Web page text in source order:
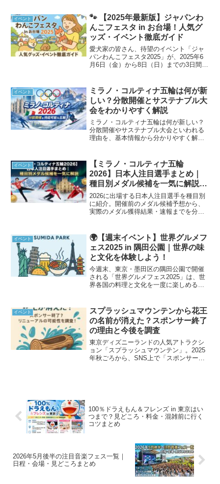
では、日本代表の活躍・記録更新のハイ
ライト・注目選手の...
イベント
🐾 【2025年最新版】ジャパンわ
んこフェスタ in お台場！人気グ
ッズ・イベント徹底ガイド
愛犬家の皆さん、待望のイベント「ジャ
パンわんこフェスタ2025」が、2025年6
月6日（金）から8日（日）までの3日間、
トとヒトが一緒に楽しめる国内最大級の
野外ドッグフ...
イベント
ミラノ・コルティナ五輪は何が新
しい？分散開催とサステナブル大
会をわかりやすく解説
ミラノ・コルティナ五輪は何が新しい？
分散開催やサステナブル大会といわれる
理由を、基本情報から分かりやすく解
イベント
【ミラノ・コルティナ五輪
2026】日本人注目選手まとめ｜
種目別メダル候補を一気に解説＋
獲得結果速報
2026に出場する日本人注目選手を種目別
に紹介。開催前のメダル候補予想から、
実際のメダル獲得結果・速報までを分か
別に紹介。フィギュア、スキージャン
プ、スノーボードなどメダル候補を分か
りやすく整理しました。観戦前の予習に
最適です。
イベント
🌍【週末イベント】世界グルメフ
ェス2025 in 隅田公園｜世界の味
と文化を体験しよう！
今週末、東京・墨田区の隅田公園で開催
される「世界グルメフェス2025」は、世
界各国の料理と文化を一度に楽しめる絶
友人と一緒に、初夏の週末を美味しく、
楽しく過ごしてみませ...
イベント
スプラッシュマウンテンから花王
の名前が消えた？スポンサー終了
の理由と今後を調査
東京ディズニーランドの人気アトラクシ
ョン「スプラッシュマウンテン」。2025
年秋ごろから、SNS上で「スポンサーの
100％ドラえもん＆フレンズ in 東京はい
つまで？見どころ・料金・混雑前に行く
コツまとめ
2026年5月後半の注目音楽フェス一覧｜
日程・会場・見どころまとめ